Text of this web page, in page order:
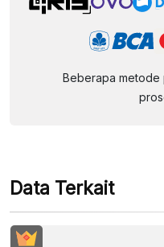
Beberapa metode
Data Terkait